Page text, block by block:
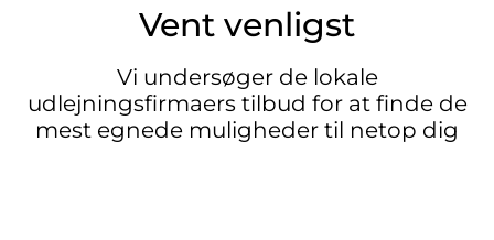
Vent venligst
Vi undersøger de lokale
udlejningsfirmaers tilbud for at finde de
mest egnede muligheder til netop dig